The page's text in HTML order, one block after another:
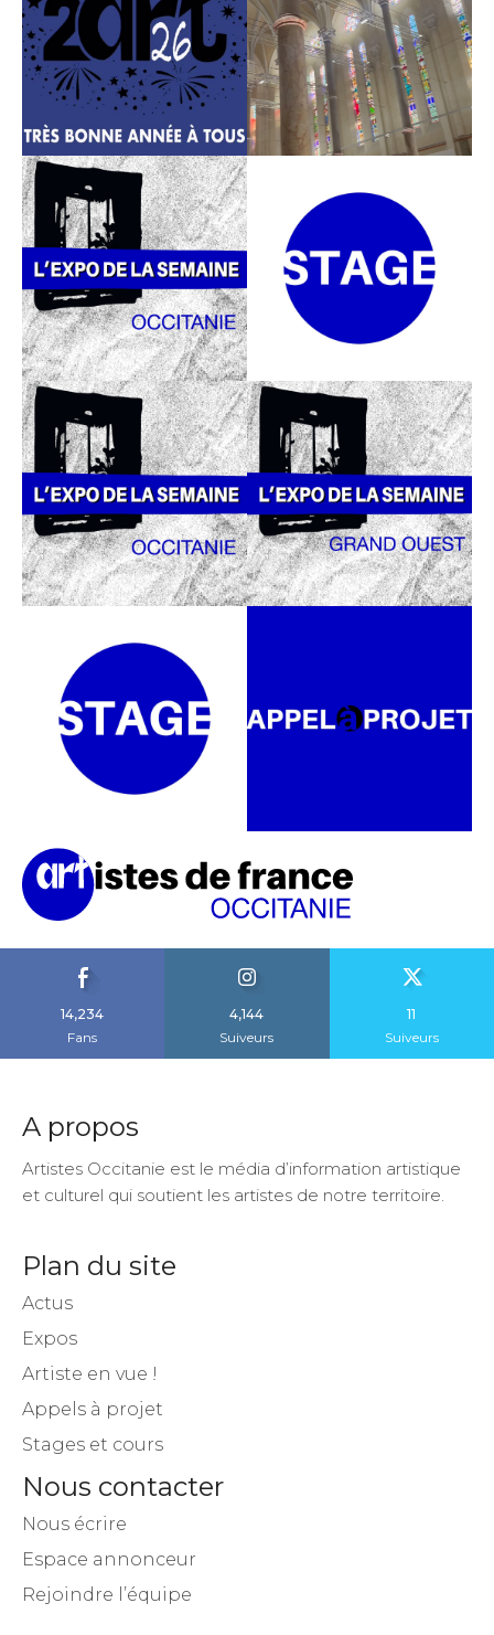
14,234
Fans
4,144
Suiveurs
11
Suiveurs
A propos
Artistes Occitanie est le média d’information artistique
et culturel qui soutient les artistes de notre territoire.
Plan du site
Actus
Expos
Artiste en vue !
Appels à projet
Stages et cours
Nous contacter
Nous écrire
Espace annonceur
Rejoindre l’équipe